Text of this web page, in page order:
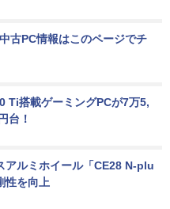
古PC情報はこのページでチ
Ti搭載ゲーミングPCが7万5,
台！
アルミホイール「CE28 N-plu
性を向上